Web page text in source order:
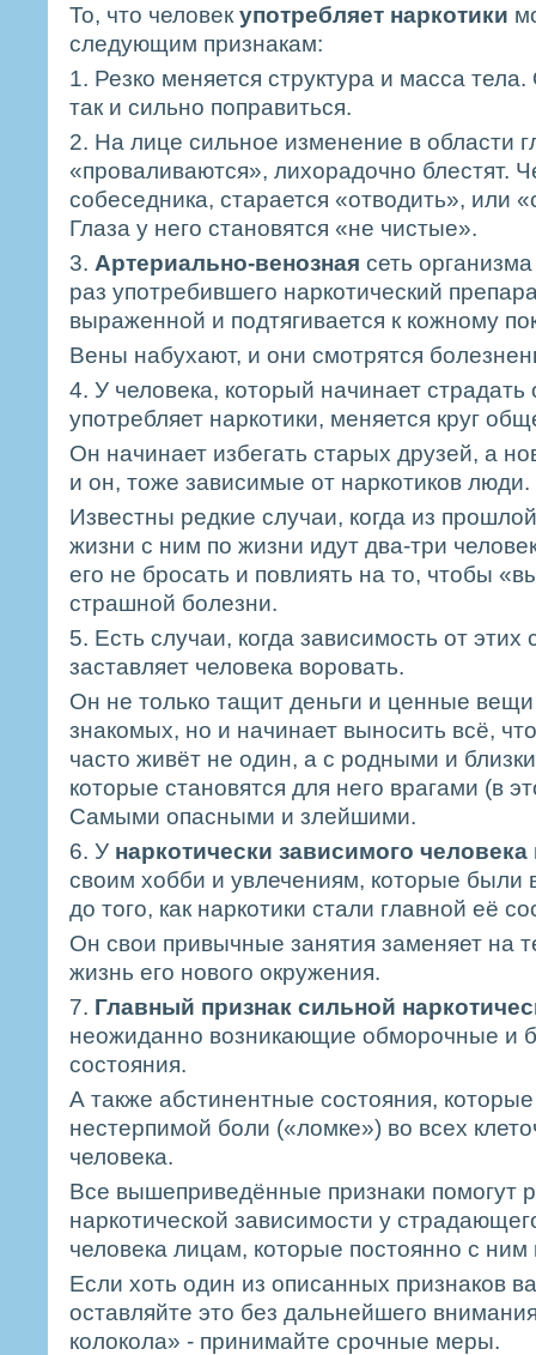
То, что человек употребляет наркотики
следующим признакам:
1. Резко меняется структура и масса
так и сильно поправиться.
2. На лице сильное изменение в области
«проваливаются», лихорадочно блестят.
собеседника, старается «отводить», или
Глаза у него становятся «не чистые».
3. Артериально-венозная сеть
раз употребившего наркотический
выраженной и подтягивается к кожному
Вены набухают, и они смотрятся
4. У человека, который начинает страдать
употребляет наркотики, меняется круг
Он начинает избегать старых друзей, а
и он, тоже зависимые от наркотиков люди.
Известны редкие случаи, когда из
жизни с ним по жизни идут два-три
его не бросать и повлиять на то, чтобы
страшной болезни.
5. Есть случаи, когда зависимость от
заставляет человека воровать.
Он не только тащит деньги и ценные вещи
знакомых, но и начинает выносить всё,
часто живёт не один, а с родными и
которые становятся для него врагами (в
Самыми опасными и злейшими.
6. У наркотически зависимого человека
своим хобби и увлечениям, которые были
до того, как наркотики стали главной её
Он свои привычные занятия заменяет на
жизнь его нового окружения.
7. Главный признак сильной
неожиданно возникающие обморочные и
состояния.
А также абстинентные состояния,
нестерпимой боли («ломке») во всех
человека.
Все вышеприведённые признаки помогут
наркотической зависимости у
человека лицам, которые постоянно с
Если хоть один из описанных признаков
оставляйте это без дальнейшего
колокола» - принимайте срочные меры.